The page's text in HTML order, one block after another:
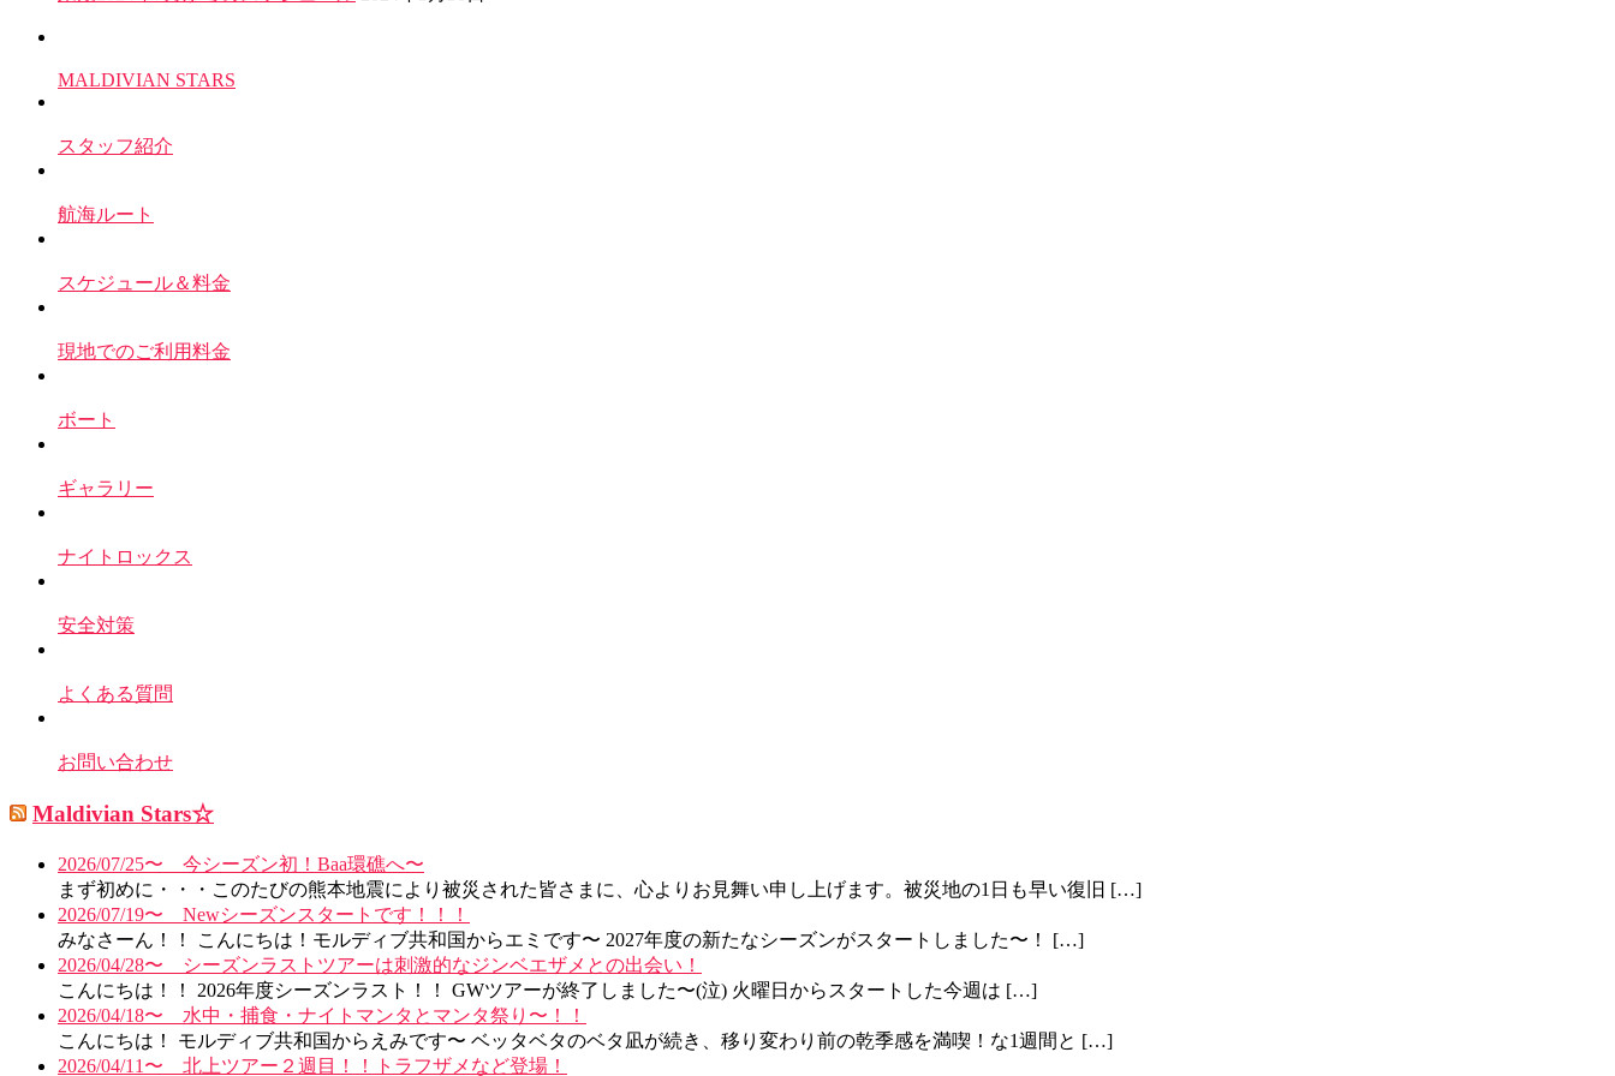
MALDIVIAN STARS
スタッフ紹介
航海ルート
スケジュール＆料金
現地でのご利用料金
ボート
ギャラリー
ナイトロックス
安全対策
よくある質問
お問い合わせ
Maldivian Stars☆
2026/07/25〜 今シーズン初！Baa環礁へ〜
まず初めに・・・このたびの熊本地震により被災された皆さまに、心よりお見舞い申し上げます。被災地の1日も早い復旧 […]
2026/07/19〜 Newシーズンスタートです！！！
みなさーん！！ こんにちは！モルディブ共和国からエミです〜 2027年度の新たなシーズンがスタートしました〜！ […]
2026/04/28〜 シーズンラストツアーは刺激的なジンベエザメとの出会い！
こんにちは！！ 2026年度シーズンラスト！！ GWツアーが終了しました〜(泣) 火曜日からスタートした今週は […]
2026/04/18〜 水中・捕食・ナイトマンタとマンタ祭り〜！！
こんにちは！ モルディブ共和国からえみです〜 ベッタベタのベタ凪が続き、移り変わり前の乾季感を満喫！な1週間と […]
2026/04/11〜 北上ツアー２週目！！トラフザメなど登場！